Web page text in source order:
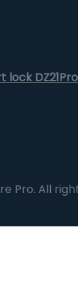
lock DZ21Pro
Pro. All